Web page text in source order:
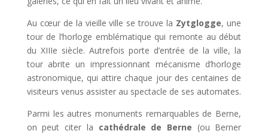
Au cœur de la vieille ville se trouve la Zytglogge, une
tour de l’horloge emblématique qui remonte au début
du XIIIe siècle. Autrefois porte d’entrée de la ville, la
tour abrite un impressionnant mécanisme d’horloge
astronomique, qui attire chaque jour des centaines de
visiteurs venus assister au spectacle de ses automates.
Parmi les autres monuments remarquables de Berne,
on peut citer la cathédrale de Berne (ou Berner